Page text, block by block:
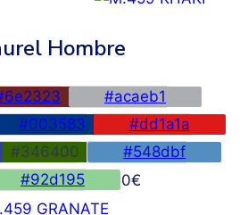
Hombre
#acaeb1
#003583
#dd1a1a
#346400
#548dbf
#92d195 45,00€